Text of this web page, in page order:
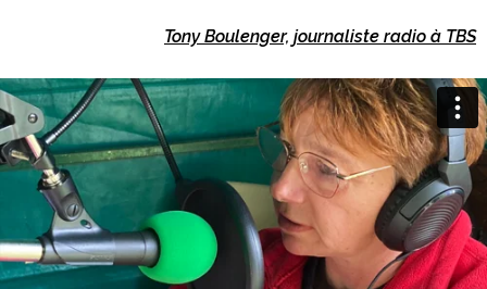
Tony Boulenger, journaliste radio à TBS